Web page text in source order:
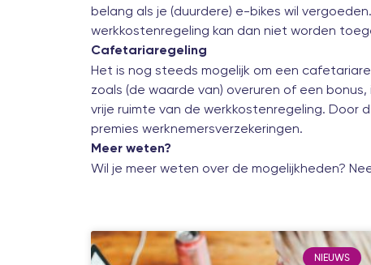
belang als je (duurdere) e-bikes wil
werkkostenregeling kan dan niet worden
Cafetariaregeling
Het is nog steeds mogelijk om een
zoals (de waarde van) overuren of een
vrije ruimte van de werkkostenregeling.
premies werknemersverzekeringen.
Meer weten?
Wil je meer weten over de mogelijkheden?
NIEUWS